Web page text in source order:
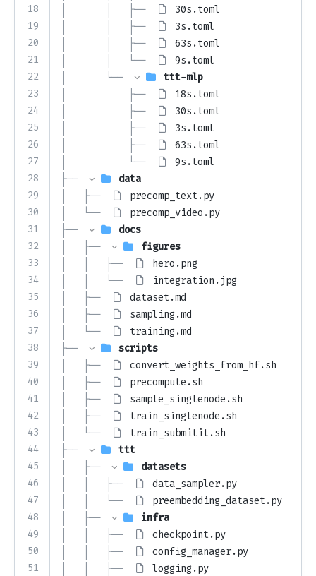
18
19
20
21
22
23
24
25
26
27
28
29
30
31
32
33
34
35
36
37
38
39
40
41
42
43
44
45
46
47
48
49
50
51
│       │   ├──
30s.toml
│       │   ├──
3s.toml
│       │   ├──
63s.toml
│       │   └──
9s.toml
│       └──
ttt-mlp
│           ├──
18s.toml
│           ├──
30s.toml
│           ├──
3s.toml
│           ├──
63s.toml
│           └──
9s.toml
├──
data
│   ├──
precomp_text.py
│   └──
precomp_video.py
├──
docs
│   ├──
figures
│   │   ├──
hero.png
│   │   └──
integration.jpg
│   ├──
dataset.md
│   ├──
sampling.md
│   └──
training.md
├──
scripts
│   ├──
convert_weights_from_hf.sh
│   ├──
precompute.sh
│   ├──
sample_singlenode.sh
│   ├──
train_singlenode.sh
│   └──
train_submitit.sh
├──
ttt
│   ├──
datasets
│   │   ├──
data_sampler.py
│   │   └──
preembedding_dataset.py
│   ├──
infra
│   │   ├──
checkpoint.py
│   │   ├──
config_manager.py
│   │   ├──
logging.py